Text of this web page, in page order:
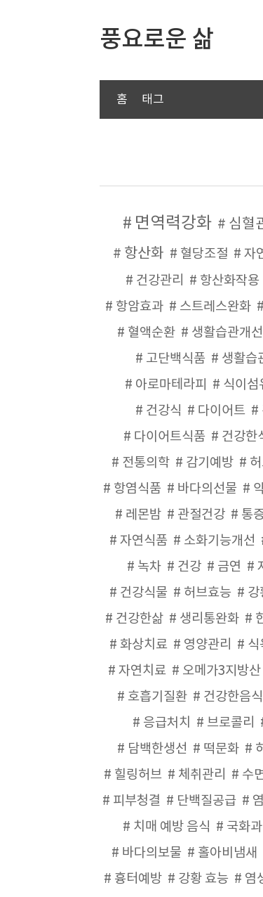
풍요로운 삶
홈 태그
면역력강화 심혈
항산화
혈당조절 자
건강관리
항산화작용
항암효과
스트레스완화
혈액순환
생활습관개선
고단백식품
생활습
아로마테라피
식이섬
건강식
다이어트
다이어트식품
건강한
전통의학
감기예방
항염식품
바다의선물
레몬밤
관절건강 통
자연식품
소화기능개선
녹차
건강 금연
건강식물
허브효능 강
건강한삶
생리통완화
화상치료
영양관리 식
자연치료
오메가3지방산
호흡기질환
건강한음식
응급처치
브로콜리
담백한생선
떡문화
힐링허브
체취관리 수
피부청결
단백질공급
치매 예방 음식
국화
바다의보물
홀아비냄새
흉터예방
강황 효능 염